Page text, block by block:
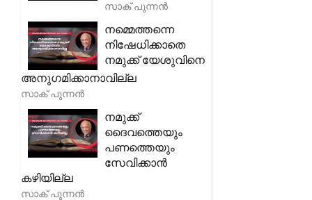
സാക് പുന്നൻ
നമ്മെത്തന്നെ
നിഷേധിക്കാതെ
നമുക്ക് യേശുവിനെ
അനുഗമിക്കാനാവില്ല
സാക് പുന്നൻ
നമുക്ക്
ദൈവത്തെയും
പണത്തെയും
സേവിക്കാൻ
കഴിയില്ല
സാക് പുന്നൻ